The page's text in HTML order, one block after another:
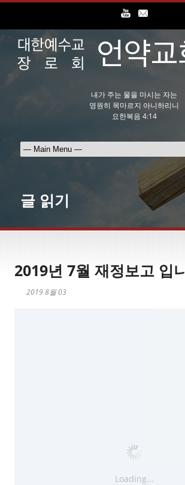
내가 주는 물을 마시는 자는
영원히 목마르지 아니하리니
요한복음 4:14
글 읽기
2019년 7월 재정보고 입
2019 8월 03
Loading...